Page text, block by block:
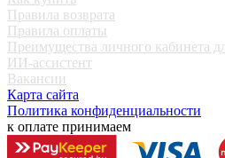
Правила возврата
Правила оплаты
Преимущества личного кабинета
ИИ-ассистент
Вакансии
Карта сайта
Политика конфиденциальности
к оплате принимаем